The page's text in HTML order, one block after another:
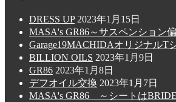
DRESS UP 2023年1月15日
MASA's GR86～サスペンション
Garage19MACHIDAオリジナルT
BILLION OILS 2023年1月9日
GR86 2023年1月8日
デフオイル交換 2023年1月7日
MASA's GR86 ～シートは